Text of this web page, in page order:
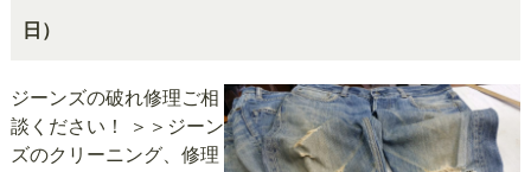
日）
ジーンズの破れ修理ご相
談ください！ ＞＞ジーン
ズのクリーニング、修理